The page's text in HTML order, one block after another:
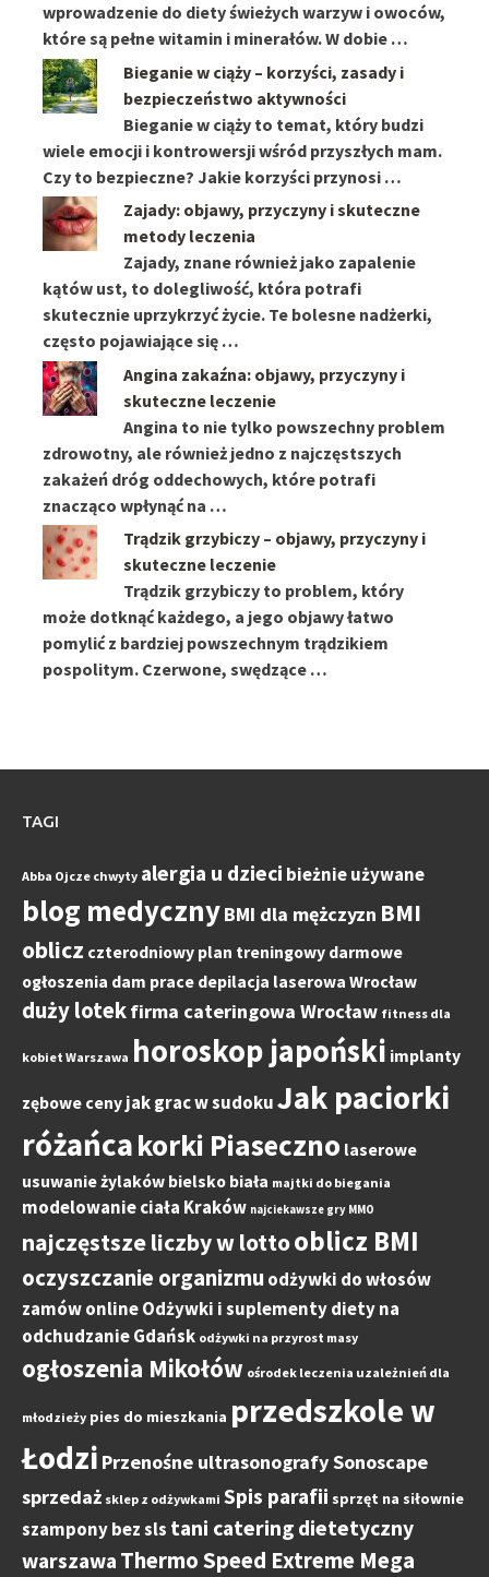
wprowadzenie do diety świeżych warzyw i owoców,
które są pełne witamin i minerałów. W dobie …
Bieganie w ciąży – korzyści, zasady i
bezpieczeństwo aktywności
Bieganie w ciąży to temat, który budzi
wiele emocji i kontrowersji wśród przyszłych mam.
Czy to bezpieczne? Jakie korzyści przynosi …
Zajady: objawy, przyczyny i skuteczne
metody leczenia
Zajady, znane również jako zapalenie
kątów ust, to dolegliwość, która potrafi
skutecznie uprzykrzyć życie. Te bolesne nadżerki,
często pojawiające się …
Angina zakaźna: objawy, przyczyny i
skuteczne leczenie
Angina to nie tylko powszechny problem
zdrowotny, ale również jedno z najczęstszych
zakażeń dróg oddechowych, które potrafi
znacząco wpłynąć na …
Trądzik grzybiczy – objawy, przyczyny i
skuteczne leczenie
Trądzik grzybiczy to problem, który
może dotknąć każdego, a jego objawy łatwo
pomylić z bardziej powszechnym trądzikiem
pospolitym. Czerwone, swędzące …
TAGI
Abba Ojcze chwyty alergia u dzieci bieżnie używane
blog medycznyBMI dla mężczyzn BMI
oblicz czterodniowy plan treningowy darmowe
ogłoszenia dam prace depilacja laserowa Wrocław
duży lotekfirma cateringowa Wrocław fitness dla
kobiet Warszawa horoskop japoński implanty
zębowe ceny jak grac w sudokuJak paciorki
różańcakorki Piaseczno laserowe
usuwanie żylaków bielsko biała majtki do biegania
modelowanie ciała Kraków najciekawsze gry MMO
najczęstsze liczby w lottooblicz BMI
oczyszczanie organizmu odżywki do włosów
zamów onlineOdżywki i suplementy diety na
odchudzanie Gdańsk odżywki na przyrost masy
ogłoszenia Mikołów ośrodek leczenia uzależnień dla
młodzieży pies do mieszkania przedszkole w
Łodzi Przenośne ultrasonografy Sonoscape
sprzedaż sklep z odżywkami Spis parafii sprzęt na siłownie
szampony bez sls tani catering dietetyczny
warszawa Thermo Speed Extreme Mega